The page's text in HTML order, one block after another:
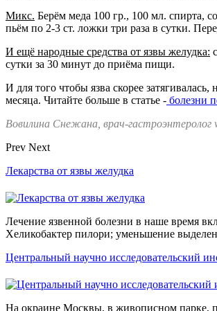
Микс. Берём меда 100 гр., 100 мл. спирта,
пьём по 2-3 ст. ложки три раза в сутки.
И ещё народные средства от язвы желудка:
сутки за 30 минут до приёма пищи.
И для того чтобы язва скорее
месяца. Читайте больше в статье - болезни
Вовилина Снежана, врач-гастроэнтеролог
Prev Next
Лекарства от язвы желудка
Лечение язвенной болезни в наше время
Хеликобактер пилори; уменьшение
Центральный научно исследовательский
На окраине Москвы, в живописном парке,